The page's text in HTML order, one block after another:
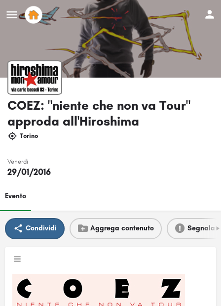
COEZ: "niente che non va Tour"
approda all'Hiroshima
Torino
Venerdi
29/01/2016
Evento
Condividi Aggrega contenuto Segnala